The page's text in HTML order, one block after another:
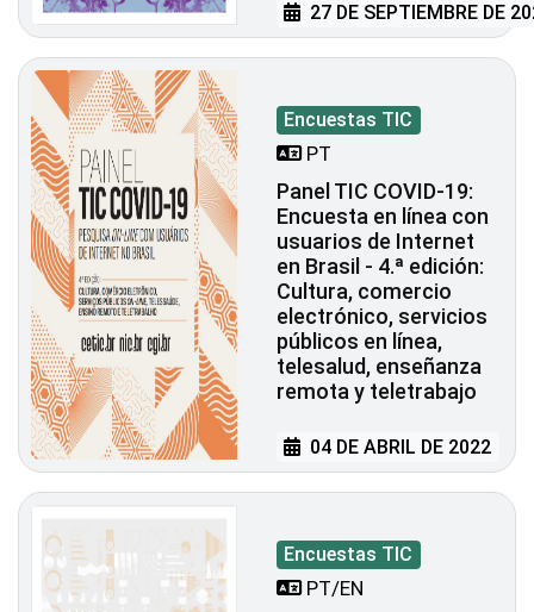
27 DE SEPTIEMBRE DE
Encuestas TIC
PT
Panel TIC COVID-19:
Encuesta en línea con
usuarios de Internet
en Brasil - 4.ª edición:
Cultura, comercio
electrónico, servicios
públicos en línea,
telesalud, enseñanza
remota y teletrabajo
04 DE ABRIL DE 2022
Encuestas TIC
PT/EN